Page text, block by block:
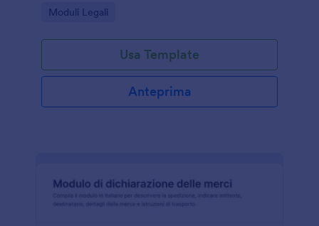
successorie.
Go to Category:
Moduli Legali
Usa Template
Anteprima